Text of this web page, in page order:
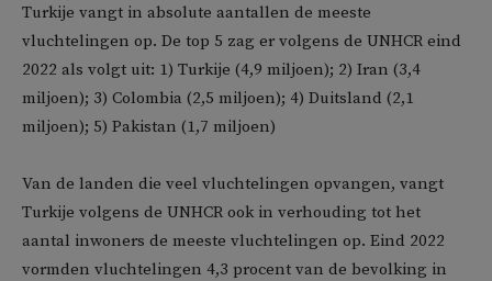
Turkije vangt in absolute aantallen de meeste
vluchtelingen op. De top 5 zag er volgens de UNHCR eind
2022 als volgt uit: 1) Turkije (4,9 miljoen); 2) Iran (3,4
miljoen); 3) Colombia (2,5 miljoen); 4) Duitsland (2,1
miljoen); 5) Pakistan (1,7 miljoen)
Van de landen die veel vluchtelingen opvangen, vangt
Turkije volgens de UNHCR ook in verhouding tot het
aantal inwoners de meeste vluchtelingen op. Eind 2022
vormden vluchtelingen 4,3 procent van de bevolking in